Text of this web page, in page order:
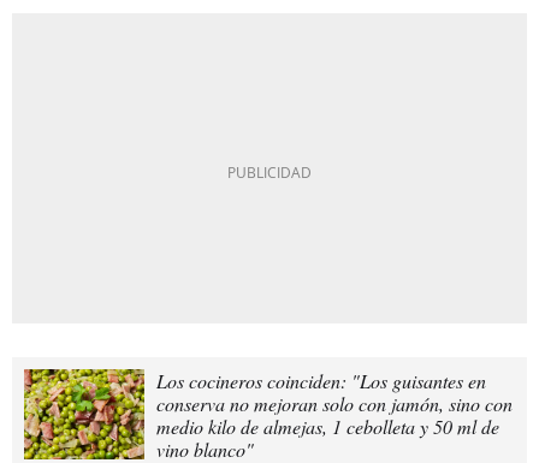
Los cocineros coinciden: "Los guisantes en
conserva no mejoran solo con jamón, sino con
medio kilo de almejas, 1 cebolleta y 50 ml de
vino blanco"